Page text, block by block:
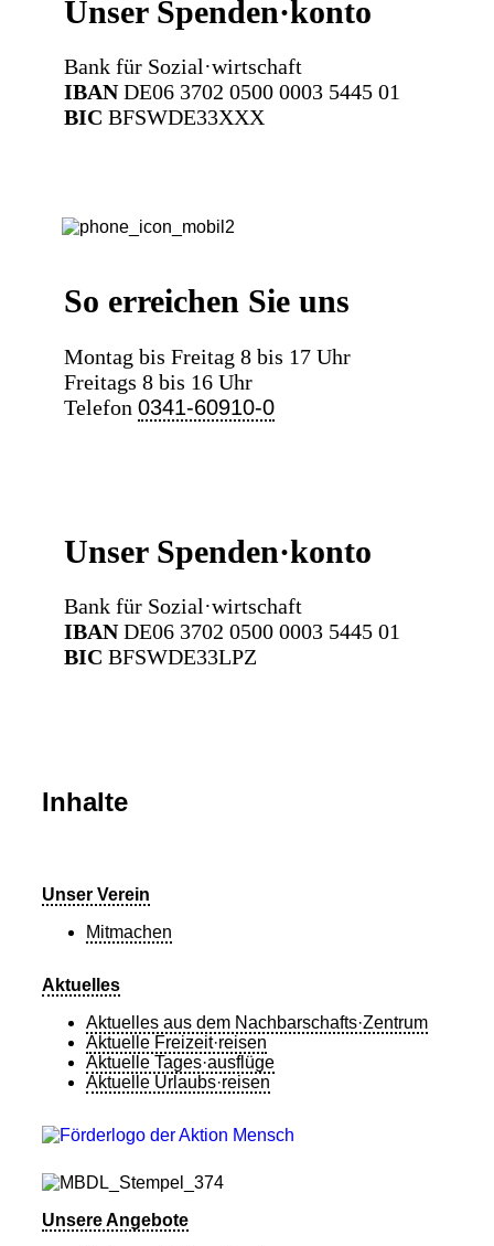
Unser Spenden·konto
Bank für Sozial·wirtschaft
IBANDE06 3702 0500 0003 5445 01
BIC BFSWDE33XXX
So erreichen Sie uns
Montag bis Freitag 8 bis 17 Uhr
Freitags 8 bis 16 Uhr
Telefon 0341-60910-0
Unser Spenden·konto
Bank für Sozial·wirtschaft
IBANDE06 3702 0500 0003 5445 01
BIC BFSWDE33LPZ
Inhalte
Unser Verein
Mitmachen
Aktuelles
Aktuelles aus dem Nachbarschafts·Zentrum
Aktuelle Freizeit·reisen
Aktuelle Tages·ausflüge
Aktuelle Urlaubs·reisen
Unsere Angebote